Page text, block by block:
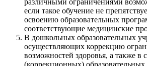
если такое обучение не
освоению образовательных
соответствующие медицинские
В дошкольных образовательных
осуществляющих коррекцию
возможностей здоровья, а также в
(коррекционных)